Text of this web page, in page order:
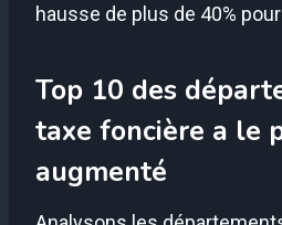
hausse de plus de 40%
Top 10 des
taxe foncière a le
augmenté